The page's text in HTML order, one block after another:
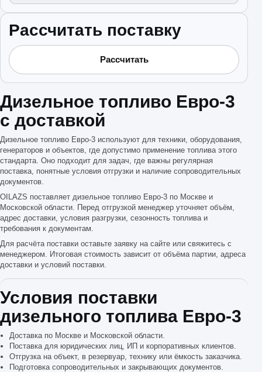
Рассчитать поставку
Рассчитать
Дизельное топливо Евро-3
с доставкой
Дизельное топливо Евро-3 используют для техники, оборудования,
генераторов и объектов, где допустимо применение топлива этого
стандарта. Оно подходит для задач, где важны регулярная
поставка, понятные условия отгрузки и наличие сопроводительных
документов.
OILAZS поставляет дизельное топливо Евро-3 по Москве и
Московской области. Перед отгрузкой менеджер уточняет объём,
адрес доставки, условия разгрузки, сезонность топлива и
требования к документам.
Для расчёта поставки оставьте заявку на сайте или свяжитесь с
менеджером. Итоговая стоимость зависит от объёма партии, адреса
доставки и условий поставки.
Условия поставки
дизельного топлива Евро-3
Доставка по Москве и Московской области.
Поставка для юридических лиц, ИП и корпоративных клиентов.
Отгрузка на объект, в резервуар, технику или ёмкость заказчика.
Подготовка сопроводительных и закрывающих документов.